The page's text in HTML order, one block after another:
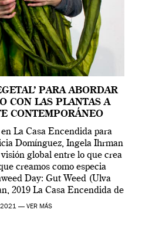
PARA ABORDAR
CON LAS PLANTAS A
CONTEMPORÁNEO
La Casa Encendida para
Domínguez, Ingela Ihrman
global entre lo que crea
creamos como especia
Day: Gut Weed (Ulva
2019 La Casa Encendida de
Wellcome […]
— VER MÁS